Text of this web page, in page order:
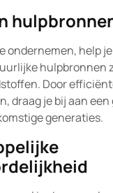
ondernemen, help
hulpbronnen
Door
draag je bij aan een
generaties.